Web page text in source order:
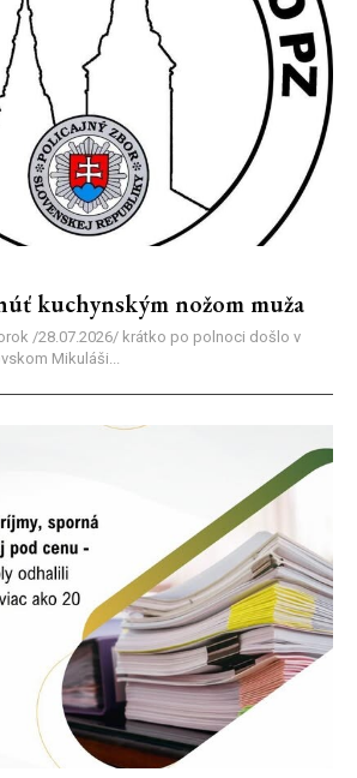
kuchynským nožom muža
/28.07.2026/ krátko po polnoci došlo v
Mikuláši...